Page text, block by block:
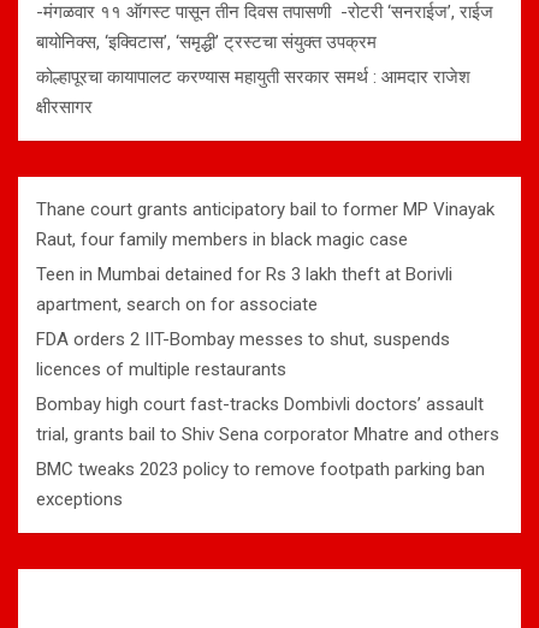
-मंगळवार ११ ऑगस्ट पासून तीन दिवस तपासणी -रोटरी ‘सनराईज’, राईज
बायोनिक्स, ‘इक्विटास’, ‘समृद्धी’ ट्रस्टचा संयुक्त उपक्रम
कोल्हापूरचा कायापालट करण्यास महायुती सरकार समर्थ : आमदार राजेश
क्षीरसागर
Thane court grants anticipatory bail to former MP Vinayak
Raut, four family members in black magic case
Teen in Mumbai detained for Rs 3 lakh theft at Borivli
apartment, search on for associate
FDA orders 2 IIT-Bombay messes to shut, suspends
licences of multiple restaurants
Bombay high court fast-tracks Dombivli doctors’ assault
trial, grants bail to Shiv Sena corporator Mhatre and others
BMC tweaks 2023 policy to remove footpath parking ban
exceptions